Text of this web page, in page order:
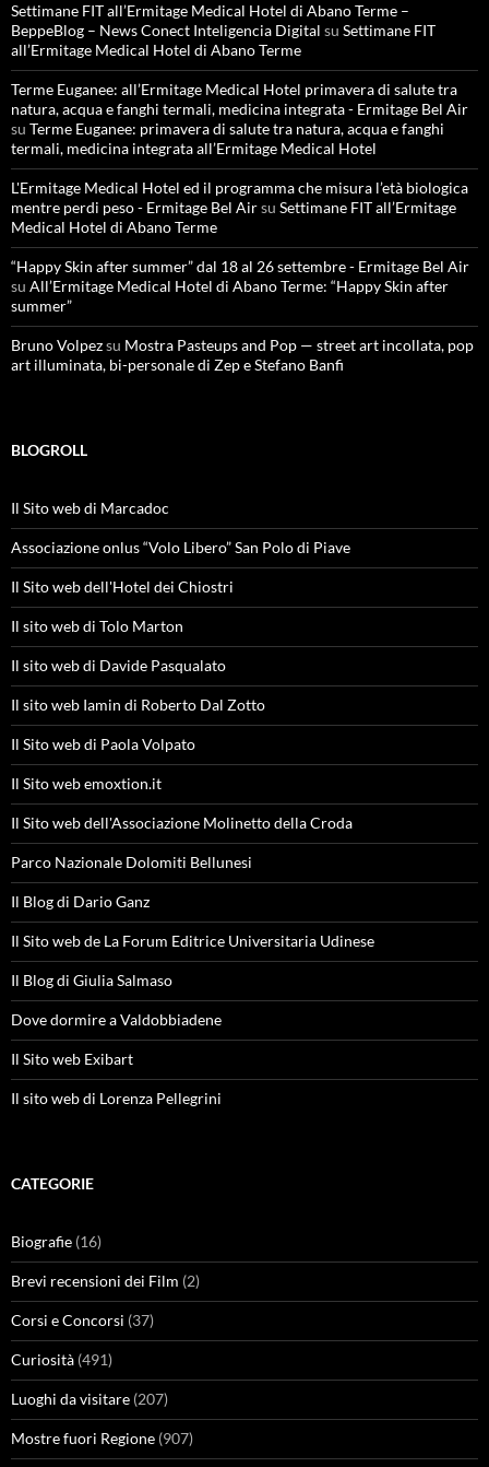
Settimane FIT all’Ermitage Medical Hotel di Abano Terme –
BeppeBlog – News Conect Inteligencia Digital su Settimane FIT
all’Ermitage Medical Hotel di Abano Terme
Terme Euganee: all’Ermitage Medical Hotel primavera di salute tra
natura, acqua e fanghi termali, medicina integrata - Ermitage Bel Air
su Terme Euganee: primavera di salute tra natura, acqua e fanghi
termali, medicina integrata all’Ermitage Medical Hotel
L'Ermitage Medical Hotel ed il programma che misura l’età biologica
mentre perdi peso - Ermitage Bel Airsu Settimane FIT all’Ermitage
Medical Hotel di Abano Terme
“Happy Skin after summer” dal 18 al 26 settembre - Ermitage Bel Air
su All’Ermitage Medical Hotel di Abano Terme: “Happy Skin after
summer”
Bruno Volpezsu Mostra Pasteups and Pop — street art incollata, pop
art illuminata, bi-personale di Zep e Stefano Banfi
BLOGROLL
Il Sito web di Marcadoc
Associazione onlus “Volo Libero” San Polo di Piave
Il Sito web dell'Hotel dei Chiostri
Il sito web di Tolo Marton
Il sito web di Davide Pasqualato
Il sito web Iamin di Roberto Dal Zotto
Il Sito web di Paola Volpato
Il Sito web emoxtion.it
Il Sito web dell'Associazione Molinetto della Croda
Parco Nazionale Dolomiti Bellunesi
Il Blog di Dario Ganz
Il Sito web de La Forum Editrice Universitaria Udinese
Il Blog di Giulia Salmaso
Dove dormire a Valdobbiadene
Il Sito web Exibart
Il sito web di Lorenza Pellegrini
CATEGORIE
Biografie (16)
Brevi recensioni dei Film (2)
Corsi e Concorsi (37)
Curiosità (491)
Luoghi da visitare (207)
Mostre fuori Regione (907)